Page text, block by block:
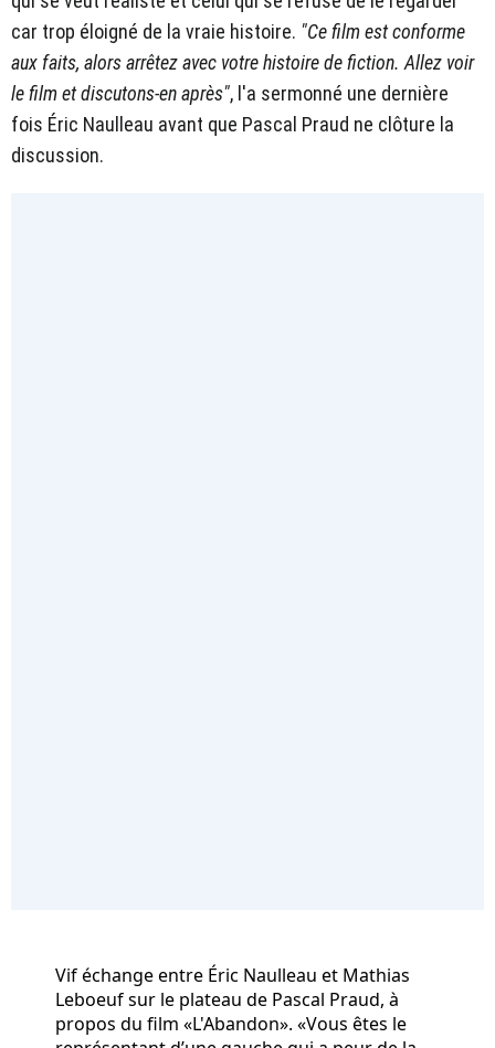
car trop éloigné de la vraie histoire. "Ce film est conforme
aux faits, alors arrêtez avec votre histoire de fiction. Allez voir
le film et discutons-en après", l'a sermonné une dernière
fois Éric Naulleau avant que Pascal Praud ne clôture la
discussion.
Vif échange entre Éric Naulleau et Mathias
Leboeuf sur le plateau de Pascal Praud, à
propos du film «L'Abandon». «Vous êtes le